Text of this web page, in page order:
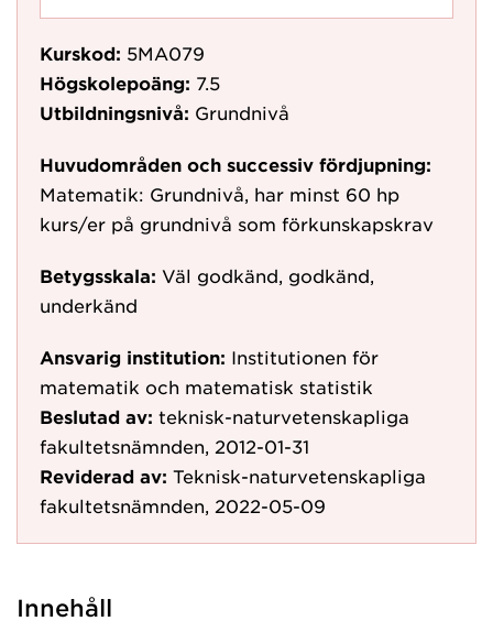
Kurskod: 5MA079
Högskolepoäng: 7.5
Utbildningsnivå: Grundnivå
Huvudområden och successiv fördjupning:
Matematik: Grundnivå, har minst 60 hp
kurs/er på grundnivå som förkunskapskrav
Betygsskala: Väl godkänd, godkänd,
underkänd
Ansvarig institution: Institutionen för
matematik och matematisk statistik
Beslutad av: teknisk-naturvetenskapliga
fakultetsnämnden, 2012-01-31
Reviderad av: Teknisk-naturvetenskapliga
fakultetsnämnden, 2022-05-09
Innehåll